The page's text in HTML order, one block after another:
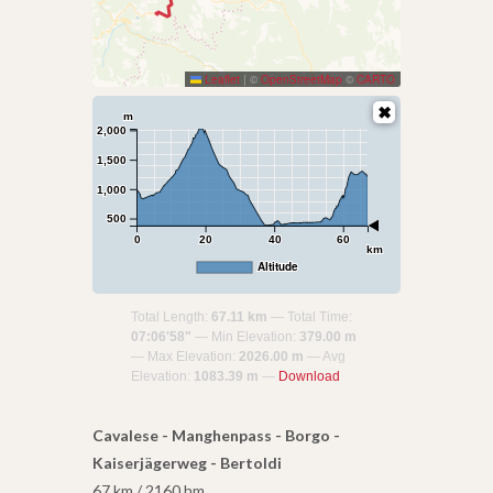
Leaflet | © OpenStreetMap © CARTO
0 20 40 60
km
500
1,000
1,500
2,000
m
Altitude
Total Length: 67.11 km
Total Time:
07:06'58"
Min Elevation: 379.00 m
Max Elevation: 2026.00 m
Avg
Elevation: 1083.39 m Download
Cavalese - Manghenpass - Borgo -
Kaiserjägerweg - Bertoldi